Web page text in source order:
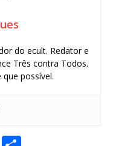
do ecult. Redator e
Três contra Todos.
possível.